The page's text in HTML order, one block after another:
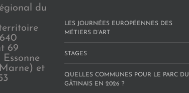
du
69
et
LES JOURNÉES EUROPÉENNES DES
MÉTIERS D’ART
STAGES
QUELLES COMMUNES POUR LE PARC DU
GÂTINAIS EN 2026 ?